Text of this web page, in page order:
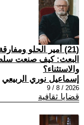
(21) أمير الحلو
البعث: كيف صنعت
والاستثناء؟
إسماعيل نوري الربيعي
2026 / 8 / 9
قضايا ثقافية